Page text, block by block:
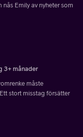
nås Emily av nyheter som
3+ månader
måste
stort misstag försätter